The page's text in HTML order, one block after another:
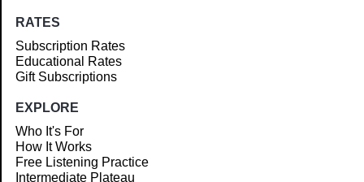
RATES
Subscription Rates
Educational Rates
Gift Subscriptions
EXPLORE
Who It's For
How It Works
Free Listening Practice
Intermediate Plateau